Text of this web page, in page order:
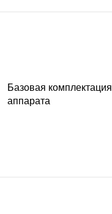
Базовая комплектация
аппарата